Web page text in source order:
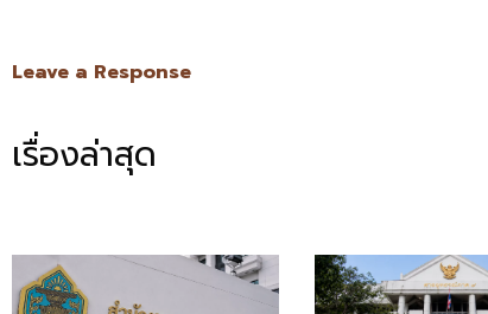
Leave a Response
เรื่องล่าสุด